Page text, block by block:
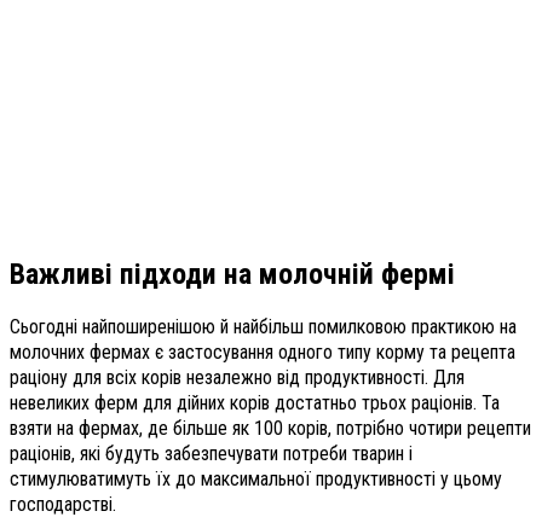
Важливі підходи на молочній фермі
Сьогодні найпоширенішою й найбільш помилковою практикою на
молочних фермах є застосування одного типу корму та рецепта
раціону для всіх корів незалежно від продуктивності. Для
невеликих ферм для дійних корів достатньо трьох раціонів. Та
взяти на фермах, де більше як 100 корів, потрібно чотири рецепти
раціонів, які будуть забезпечувати потреби тварин і
стимулюватимуть їх до максимальної продуктивності у цьому
господарстві.